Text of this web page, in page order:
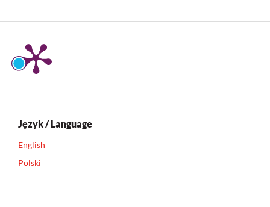
Język / Language
English
Polski